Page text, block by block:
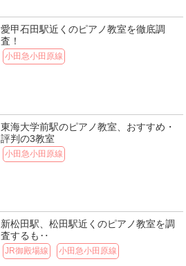
愛甲石田駅近くのピアノ教室を徹底調
査！
小田急小田原線
東海大学前駅のピアノ教室、おすすめ・
評判の3教室
小田急小田原線
新松田駅、松田駅近くのピアノ教室を調
査するも‥
JR御殿場線 小田急小田原線